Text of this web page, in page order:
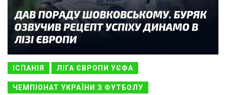
ІСПАНІЯ ЛІГА ЄВРОПИ УЄФА
ЧЕМПІОНАТ УКРАЇНИ З ФУТБОЛУ